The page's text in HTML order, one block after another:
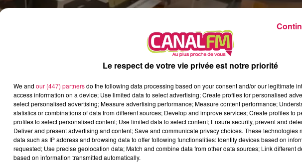
Le respect de votre vie privée est notre priorité
We and our (447) partnersdo the following data processing based on your consent and/or our legitimate
access information on a device; Use limited data to select advertising; Create profiles for personalised
select personalised advertising; Measure advertising performance; Measure content performance;
statistics or combinations of data from different sources; Develop and improve services; Create profiles to
profiles to select personalised content; Use limited data to select content; Ensure security, prevent and
Deliver and present advertising and content; Save and communicate privacy choices. These technologies
data such as IP address and browsing data to offer following functionalities: Identify devices based on
requested; Use precise geolocation data; Match and combine data from other data sources; Link different
based on information transmitted automatically.